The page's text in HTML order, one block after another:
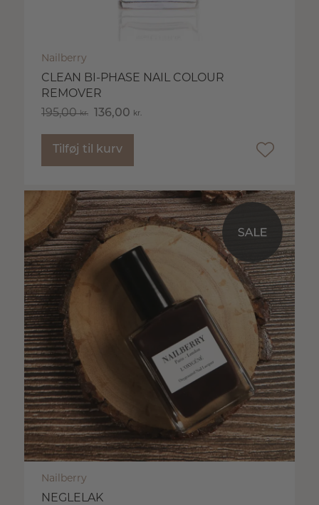
Nailberry
CLEAN BI-PHASE NAIL COLOUR
REMOVER
195,00kr. 136,00 kr.
Tilføj til kurv
Nailberry
NEGLELAK